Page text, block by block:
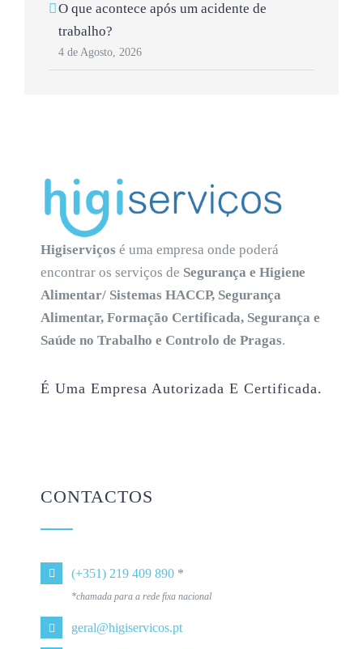
O que acontece após um acidente de
trabalho?
4 de Agosto, 2026
Higiserviços é uma empresa onde poderá
encontrar os serviços de Segurança e Higiene
Alimentar/ Sistemas HACCP, Segurança
Alimentar, Formação Certificada, Segurança e
Saúde no Trabalho e Controlo de Pragas.
É Uma Empresa Autorizada E Certificada.
CONTACTOS
(+351) 219 409 890 *
*chamada para a rede fixa nacional
geral@higiservicos.pt